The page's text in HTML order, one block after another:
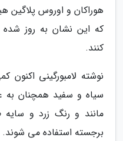
هوراکان و اوروس پلاگین
که این نشان به روز شده
کنند.
نوشته لامبورگینی
سیاه و سفید همچنان
مانند و رنگ زرد و سایه
برجسته استفاده می شوند.